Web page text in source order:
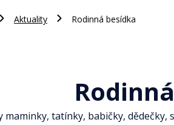
Aktuality Rodinná besídka
maminky, tatínky, babičky,